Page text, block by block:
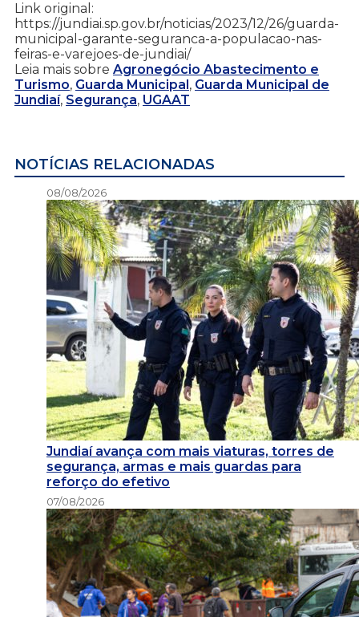
Link original:
https://jundiai.sp.gov.br/noticias/2023/12/26/guarda-
municipal-garante-seguranca-a-populacao-nas-
feiras-e-varejoes-de-jundiai/
Leia mais sobre Agronegócio Abastecimento e
Turismo, Guarda Municipal , Guarda Municipal de
Jundiaí, Segurança, UGAAT
NOTÍCIAS RELACIONADAS
08/08/2026
Jundiaí avança com mais viaturas, torres de
segurança, armas e mais guardas para
reforço do efetivo
07/08/2026